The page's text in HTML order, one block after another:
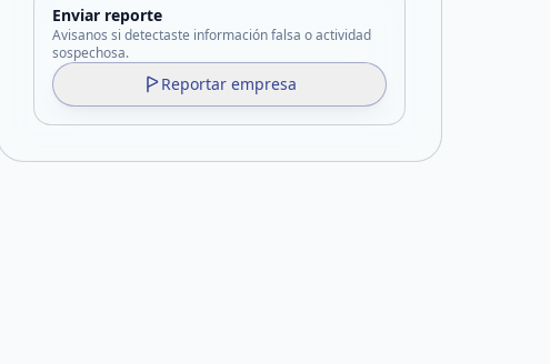
Enviar reporte
Avisanos si detectaste información falsa o actividad
sospechosa.
Reportar empresa